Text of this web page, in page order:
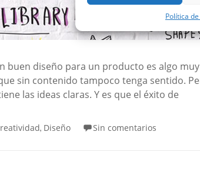
Política
buen diseño para un producto es algo
sin contenido tampoco tenga sentido.
las ideas claras. Y es que el éxito de
, Diseño Sin comentarios